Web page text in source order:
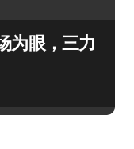
为眼，三力